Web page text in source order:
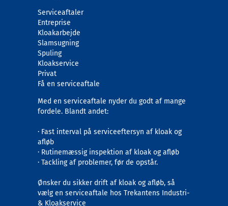
Serviceaftaler
Entreprise
Kloakarbejde
Slamsugning
Spuling
Kloakservice
Privat
Få en serviceaftale
Med en serviceaftale nyder du godt af mange
fordele. Blandt andet:
· Fast interval på serviceeftersyn af kloak og
afløb
· Rutinemæssig inspektion af kloak og afløb
· Tackling af problemer, før de opstår.
Ønsker du sikker drift af kloak og afløb, så
vælg en serviceaftale hos Trekantens Industri-
& Kloakservice